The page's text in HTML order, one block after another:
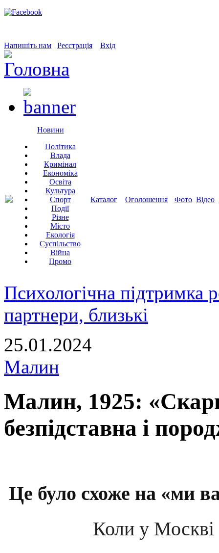
Напишіть нам Реєстрація Вхід
Новини
Політика
Влада
Кримінал
Економіка
Освіта
Культура
Спорт
Події
Різне
Місто
Екологія
Суспільство
Війна
Промо
Каталог Оголошення Фото Відео
Психологічна підтримка
партнери, близькі
25.01.2024
Малин
Малин, 1925:
безпідставна і
Це було схоже на «ми
Коли у